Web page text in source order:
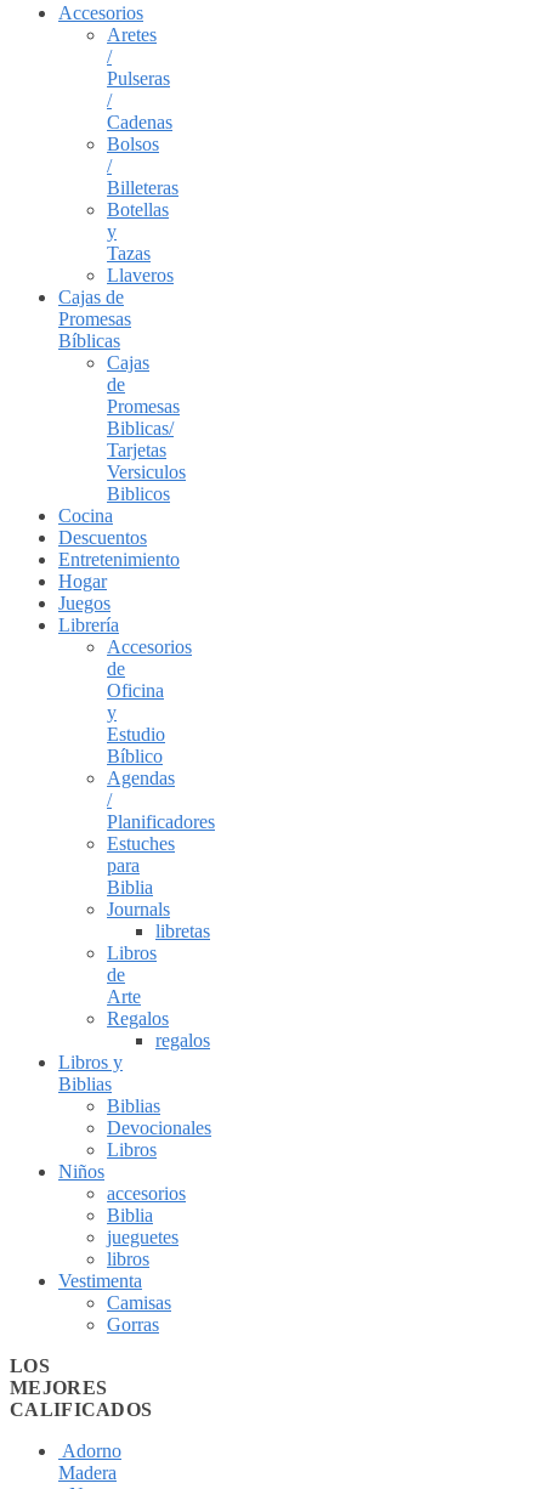
Accesorios
Aretes
/
Pulseras
/
Cadenas
Bolsos
/
Billeteras
Botellas
y
Tazas
Llaveros
Cajas de
Promesas
Bíblicas
Cajas
de
Promesas
Biblicas/
Tarjetas
Versiculos
Biblicos
Cocina
Descuentos
Entretenimiento
Hogar
Juegos
Librería
Accesorios
de
Oficina
y
Estudio
Bíblico
Agendas
/
Planificadores
Estuches
para
Biblia
Journals
libretas
Libros
de
Arte
Regalos
regalos
Libros y
Biblias
Biblias
Devocionales
Libros
Niños
accesorios
Biblia
jueguetes
libros
Vestimenta
Camisas
Gorras
LOS
MEJORES
CALIFICADOS
Adorno
Madera